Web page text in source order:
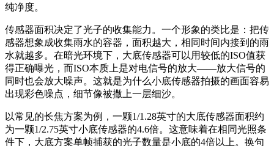
纯净度。
传感器面积决定了光子的收集能力。一个形象的类比是：把传
感器想象成收集雨水的容器，面积越大，相同时间内接到的雨
水就越多。在暗光环境下，大底传感器可以用较低的ISO值获
得正确曝光，而ISO本质上是对电信号的放大——放大信号的
同时也会放大噪声。这就是为什么小底传感器拍摄的画面容易
出现彩色噪点，细节像被撒上一层细沙。
以常见的长焦方案为例，一颗1/1.28英寸的大底传感器面积约
为一颗1/2.75英寸小底传感器的4.6倍。这意味着在相同光照条
件下，大底方案单帧捕获的光子数量是小底的4倍以上。换句